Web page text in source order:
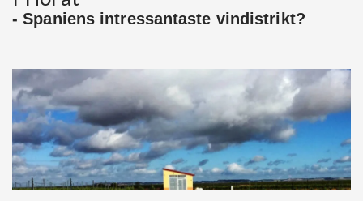
- Spaniens intressantaste vindistrikt?